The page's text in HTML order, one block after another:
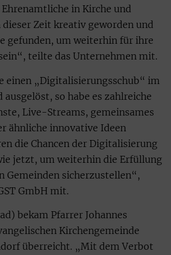
in Kirche und
Zeit kreativ geworden und
gefunden, um weiterhin für ihre
teilte das Unternehmen mit.
einen „Digitalisierungsschub“ im
so habe es zahlreiche
Live-Streams, gemeinsames
ähnliche innovative Ideen
die Chancen der Digitalisierung
jetzt, um weiterhin die Erfüllung
Gemeinden sicherzustellen“,
GmbH mit.
bekam Pfarrer Johannes
Kirchengemeinde
überreicht. „Mit dem Verbot